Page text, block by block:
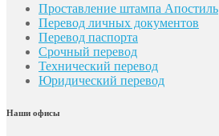
Проставление штампа Апостиль
Перевод личных документов
Перевод паспорта
Срочный перевод
Технический перевод
Юридический перевод
Наши офисы